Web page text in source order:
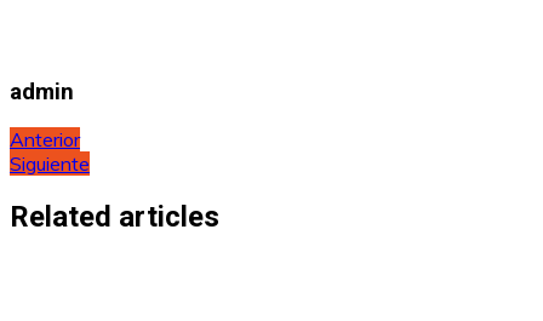
admin
Navegación
de
entradas
Anterior
Siguiente
Related articles